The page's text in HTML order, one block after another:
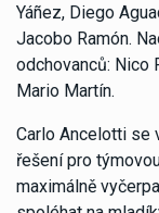
Yáñez, Diego
Jacobo Ramón.
odchovanců: Nico
Mario Martín.
Carlo Ancelotti se
řešení pro
maximálně